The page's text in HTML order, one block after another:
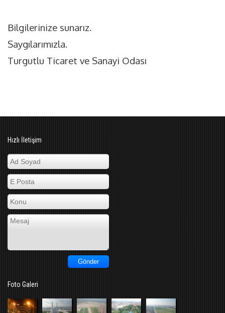
Bilgilerinize sunarız.
Saygılarımızla.
Turgutlu Ticaret ve Sanayi Odası
Hızlı İletişim
Foto Galeri